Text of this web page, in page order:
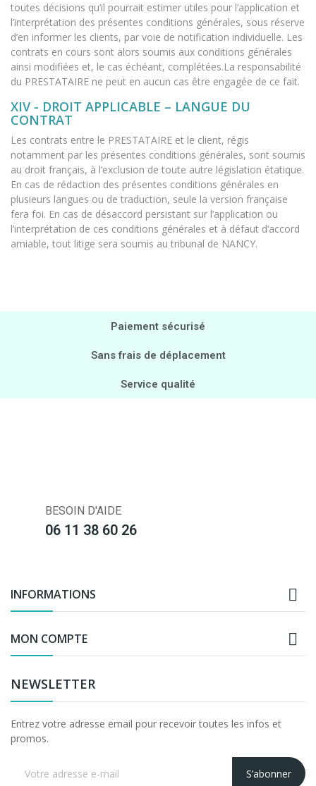
toutes décisions qu’il pourrait estimer utiles pour l’application et
l’interprétation des présentes conditions générales, sous réserve
d’en informer les clients, par voie de notification individuelle. Les
contrats en cours sont alors soumis aux conditions générales
ainsi modifiées et, le cas échéant, complétées.La responsabilité
du PRESTATAIRE ne peut en aucun cas être engagée de ce fait.
XIV - DROIT APPLICABLE – LANGUE DU
CONTRAT
Les contrats entre le PRESTATAIRE et le client, régis
notamment par les présentes conditions générales, sont soumis
au droit français, à l’exclusion de toute autre législation étatique.
En cas de rédaction des présentes conditions générales en
plusieurs langues ou de traduction, seule la version française
fera foi. En cas de désaccord persistant sur l’application ou
l’interprétation de ces conditions générales et à défaut d’accord
amiable, tout litige sera soumis au tribunal de NANCY.
Paiement sécurisé
Sans frais de déplacement
Service qualité
BESOIN D'AIDE
06 11 38 60 26
INFORMATIONS 
MON COMPTE 
NEWSLETTER
Entrez votre adresse email pour recevoir toutes les infos et
promos.
S’abonner